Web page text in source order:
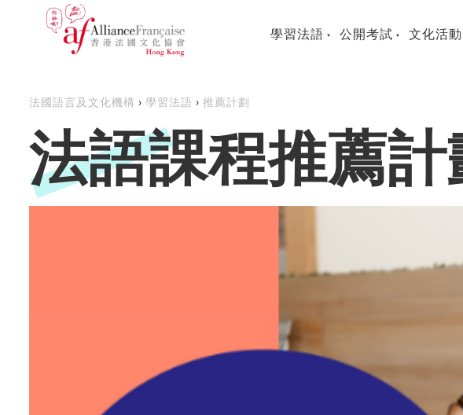
學習法語 公開考試 文化活動
法國語言及文化機構 › 學習法語 › 推薦計劃
法語課程推薦計